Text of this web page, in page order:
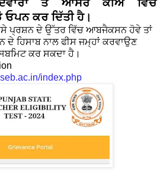
ਤੋਂ ਆੰਸਰ ਕੀਅ ਵਿੱਚ
ਕਰ ਦਿੱਤੀ ਹੈ।
ਪ੍ਰਸ਼ਨ ਦੇ ਉੱਤਰ ਵਿੱਚ ਆਬਜੈਕਸਨ ਹੋਵੇ ਤਾਂ
ਹਿਸਾਬ ਨਾਲ ਫੀਸ ਜਮ੍ਹਾਂ ਕਰਵਾਉਣ
ਕਰ ਸਕਦਾ ਹੈ।
index.php